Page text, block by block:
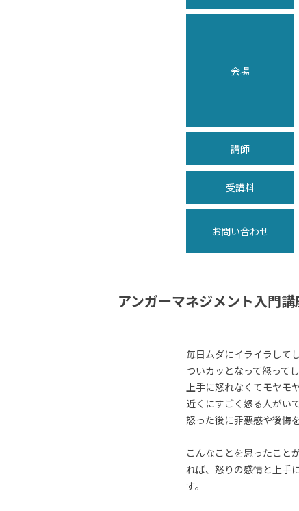
会場
講師
受講料
お問い合わせ
アンガーマネジメント入門
毎日ムダにイライラして
ついカッとなって怒って
上手に怒れなくてモヤモ
近くにすごく怒る人がい
怒った後に罪悪感や後悔
こんなことを思ったこと
れば、怒りの感情と上手
す。